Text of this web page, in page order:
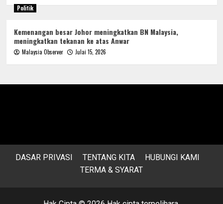
Politik
Kemenangan besar Johor meningkatkan BN Malaysia,
meningkatkan tekanan ke atas Anwar
Malaysia Observer Julai 15, 2026
DASAR PRIVASI TENTANG KITA
HUBUNGI KAMI
TERMA & SYARAT